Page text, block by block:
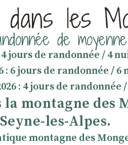
les
de
4 jours de randonnée / 4
: 6 jours de randonnée / 6
: 4 jours de randonnée
montagne des
les-Alpes.
montagne des